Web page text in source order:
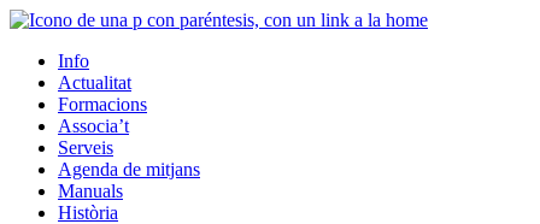
Info
Actualitat
Formacions
Associa’t
Serveis
Agenda de mitjans
Manuals
Història